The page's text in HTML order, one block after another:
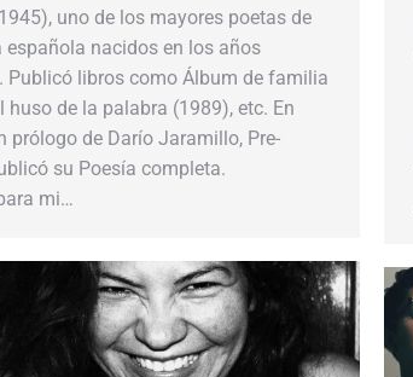
uno de los mayores poetas de
española nacidos en los años
Publicó libros como Álbum de familia
huso de la palabra (1989), etc. En
prólogo de Darío Jaramillo, Pre-
su Poesía completa.
mi…